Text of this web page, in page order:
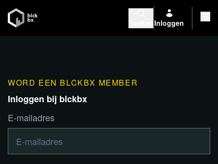
Inloggen
WORD EEN BLCKBX MEMBER
Inloggen bij blckbx
E-mailadres